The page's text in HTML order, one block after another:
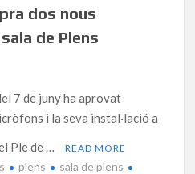
dos nous
de Plens
7 de juny ha aprovat
i la seva instal·lació a
Ple de …
READ MORE
plens
sala de plens